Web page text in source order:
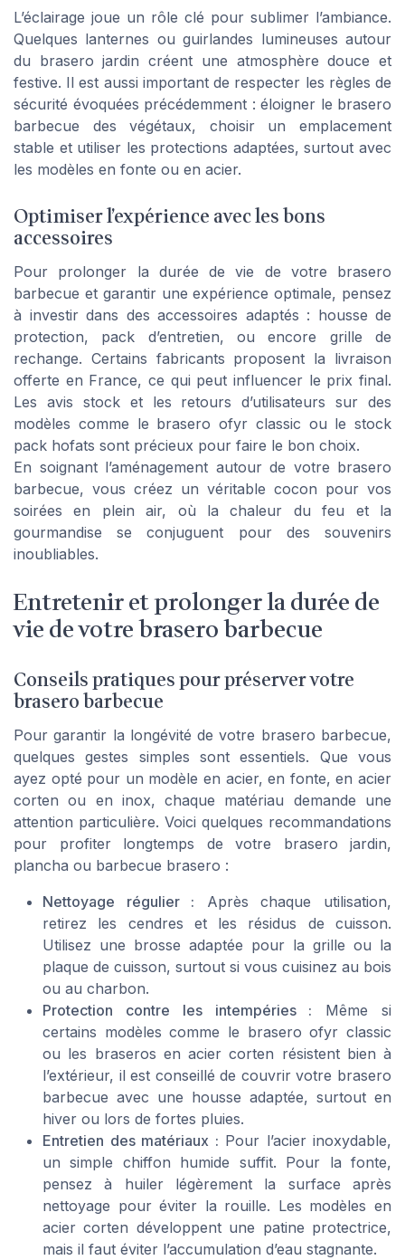
L’éclairage joue un rôle clé pour sublimer l’ambiance.
Quelques lanternes ou guirlandes lumineuses autour
du brasero jardin créent une atmosphère douce et
festive. Il est aussi important de respecter les règles de
sécurité évoquées précédemment : éloigner le brasero
barbecue des végétaux, choisir un emplacement
stable et utiliser les protections adaptées, surtout avec
les modèles en fonte ou en acier.
Optimiser l’expérience avec les bons
accessoires
Pour prolonger la durée de vie de votre brasero
barbecue et garantir une expérience optimale, pensez
à investir dans des accessoires adaptés : housse de
protection, pack d’entretien, ou encore grille de
rechange. Certains fabricants proposent la livraison
offerte en France, ce qui peut influencer le prix final.
Les avis stock et les retours d’utilisateurs sur des
modèles comme le brasero ofyr classic ou le stock
pack hofats sont précieux pour faire le bon choix.
En soignant l’aménagement autour de votre brasero
barbecue, vous créez un véritable cocon pour vos
soirées en plein air, où la chaleur du feu et la
gourmandise se conjuguent pour des souvenirs
inoubliables.
Entretenir et prolonger la durée de
vie de votre brasero barbecue
Conseils pratiques pour préserver votre
brasero barbecue
Pour garantir la longévité de votre brasero barbecue,
quelques gestes simples sont essentiels. Que vous
ayez opté pour un modèle en acier, en fonte, en acier
corten ou en inox, chaque matériau demande une
attention particulière. Voici quelques recommandations
pour profiter longtemps de votre brasero jardin,
plancha ou barbecue brasero :
Nettoyage régulier : Après chaque utilisation,
retirez les cendres et les résidus de cuisson.
Utilisez une brosse adaptée pour la grille ou la
plaque de cuisson, surtout si vous cuisinez au bois
ou au charbon.
Protection contre les intempéries : Même si
certains modèles comme le brasero ofyr classic
ou les braseros en acier corten résistent bien à
l’extérieur, il est conseillé de couvrir votre brasero
barbecue avec une housse adaptée, surtout en
hiver ou lors de fortes pluies.
Entretien des matériaux : Pour l’acier inoxydable,
un simple chiffon humide suffit. Pour la fonte,
pensez à huiler légèrement la surface après
nettoyage pour éviter la rouille. Les modèles en
acier corten développent une patine protectrice,
mais il faut éviter l’accumulation d’eau stagnante.